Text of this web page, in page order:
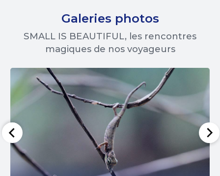
Galeries photos
SMALL IS BEAUTIFUL, les rencontres
magiques de nos voyageurs